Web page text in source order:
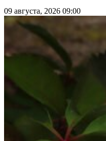
09 августа, 2026 09:00